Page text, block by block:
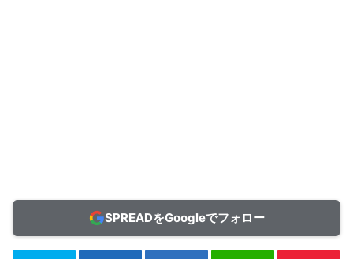
SPREADをGoogleでフォロー